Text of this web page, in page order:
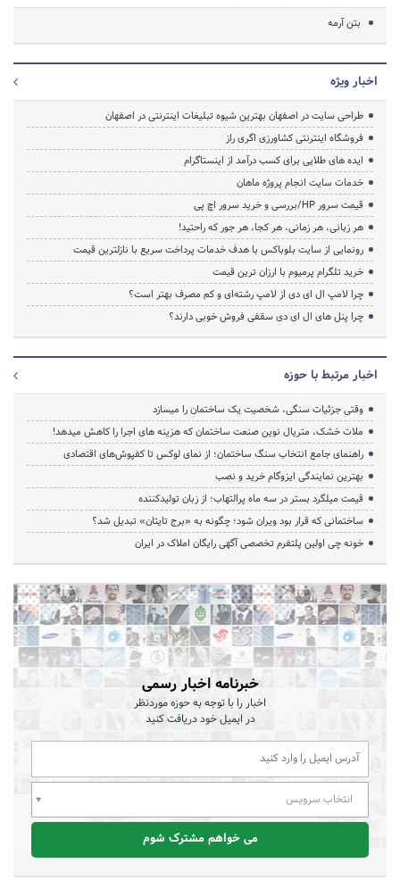
بتن آرمه
اخبار ویژه
طراحی سایت در اصفهان بهترین شیوه تبلیغات اینترنتی در اصفهان
فروشگاه اینترنتی کشاورزی اگری راز
ایده های طلایی برای کسب درآمد از اینستاگرام
خدمات سایت انجام پروژه ماهان
قیمت سرور HP/بررسی و خرید سرور اچ پی
هر زبانی، هر زمانی، هر کجا، هر جور که راحتید!
رونمایی از سایت بلوباکس با هدف خدمات پرداخت سریع با نازلترین قیمت
خرید تلگرام پرمیوم با ارزان ترین قیمت
چرا لامپ ال ای دی از لامپ رشته‌ای و کم مصرف بهتر است؟
چرا پنل های ال ای دی سقفی فروش خوبی دارند؟
اخبار مرتبط با حوزه
وقتی جزئیات سنگی، شخصیت یک ساختمان را میسازد
ملات خشک، متریال نوین صنعت ساختمان که هزینه‌ های اجرا را کاهش میدهد!
راهنمای جامع انتخاب سنگ ساختمان؛ از نمای لوکس تا کفپوش‌های اقتصادی
بهترین نمایندگی ایزوگام خرید و نصب
قیمت میلگرد بستر در سه ماه پرالتهاب؛ از زبان تولیدکننده
ساختمانی که قرار بود ویران شود؛ چگونه به «برج تایتان» تبدیل شد؟
خونه چی اولین پلتفرم تخصصی آگهی رایگان املاک در ایران
خبرنامه اخبار رسمی
اخبار را با توجه به حوزه موردنظر
در ایمیل خود دریافت کنید
انتخاب سرویس
می خواهم مشترک شوم